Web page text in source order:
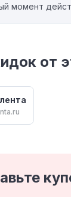
момент
от